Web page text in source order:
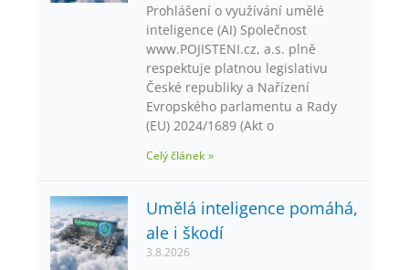
Prohlášení o využívání umělé
inteligence (AI) Společnost
www.POJISTENI.cz, a.s. plně
respektuje platnou legislativu
České republiky a Nařízení
Evropského parlamentu a Rady
(EU) 2024/1689 (Akt o
Celý článek »
Umělá inteligence pomáhá,
ale i škodí
3.8.2026